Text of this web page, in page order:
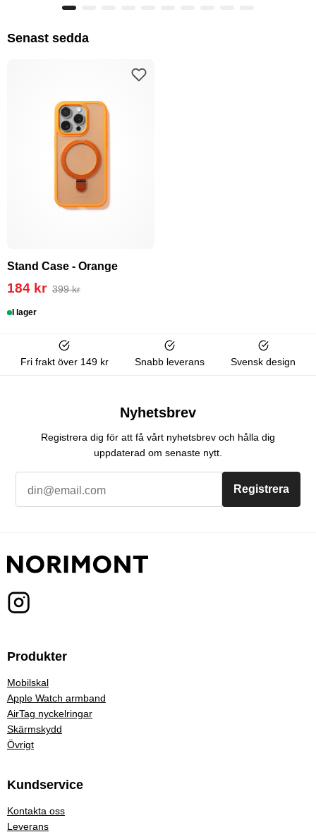
Senast sedda
Stand Case - Orange
184 kr 399 kr
I lager
Fri frakt över 149 kr Snabb leverans Svensk design
Nyhetsbrev
Registrera dig för att få vårt nyhetsbrev och hålla dig
uppdaterad om senaste nytt.
Registrera
Produkter
Mobilskal
Apple Watch armband
AirTag nyckelringar
Skärmskydd
Övrigt
Kundservice
Kontakta oss
Leverans